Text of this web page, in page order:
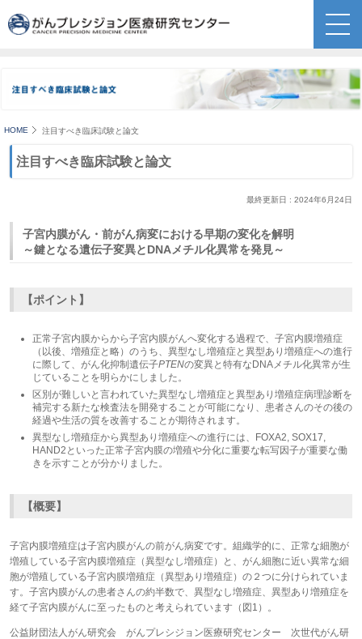
HOME 注目すべき臨床試験と論文
注目すべき臨床試験と論文
最終更新日 : 2024年6月24日
子宮内膜がん・前がん病変における早期の変化を解明
～鍵となる遺伝子変異とDNAメチル化異常を発見～
【ポイント】
正常子宮内膜からから子宮内膜がんへ変化する過程で、子宮内膜増殖症
（以後、増殖症と略）のうち、異型なし増殖症と異型あり増殖症への進行
に際して、がん化抑制遺伝子PTENの変異と特有なDNAメチル化異常が生
じていることを明らかにしました。
区別が難しいと言われていた異型なし増殖症と異型あり増殖症病理診断を
補完する新たな検査法を開発することが可能になり、患者さんのその後の
経過や生活の質を改善することが期待されます。
異型なし増殖症から異型あり増殖症への進行には、FOXA2, SOX17,
HAND2といった正常子宮内膜の増殖や分化に重要な転写因子が重要な働
きを示すことが分かりました。
【概要】
子宮内膜増殖症は子宮内膜がんの前がん病変です。組織学的に、正常な細胞が
増殖している子宮内膜増殖症（異型なし増殖症）と、がん細胞に近い異常な細
胞が増殖している子宮内膜増殖症（異型あり増殖症）の２つに分けられていま
す。子宮内膜がんの患者さんの約半数で、異型なし増殖症、異型あり増殖症を
経て子宮内膜がんに至ったものと考えられています（図1）。
公益財団法人がん研究会 がんプレシジョン医療研究センター 次世代がん研